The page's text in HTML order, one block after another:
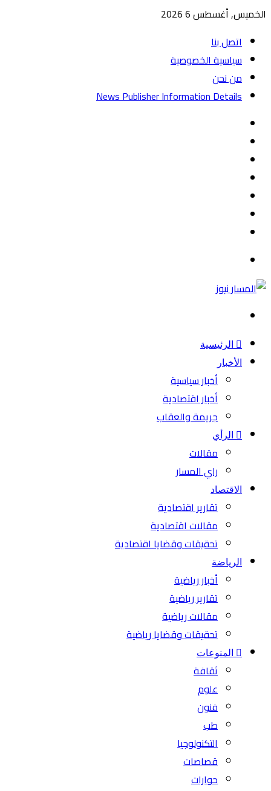
الخميس, أغسطس 6 2026
اتصل بنا
سياسية الخصوصية
من نحن
News Publisher Information Details
الرئيسية
الأخبار
أخبار سياسية
أخبار اقتصادية
جريمة والعقاب
الرأي
مقالات
راي المسار
الاقتصاد
تقارير اقتصادية
مقالات اقتصادية
تحقيقات وقضايا اقتصادية
الرياضة
أخبار رياضية
تقارير رياضية
مقالات رياضية
تحقيقات وقضايا رياضية
المنوعات
ثقافة
علوم
فنون
طب
التكنولوجيا
قصاصات
حوارات